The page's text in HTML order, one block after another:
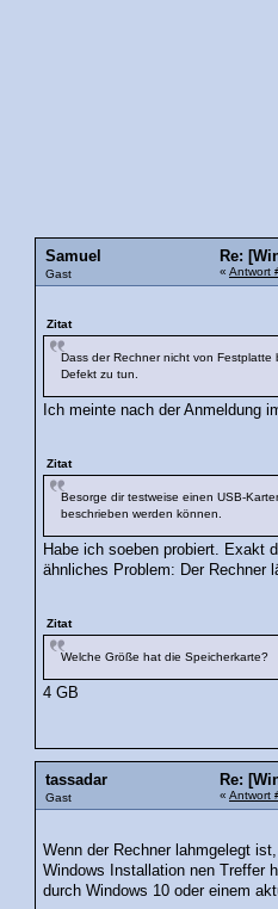
Samuel
Gast
Re:
« Antwort
Zitat
Dass der Rechner nicht von
Defekt zu tun.
Ich meinte nach der Anmeldung
Zitat
Besorge dir testweise einen USB-
beschrieben werden können.
Habe ich soeben probiert. Exakt
ähnliches Problem: Der Rechner
Zitat
Welche Größe hat die Speicherkarte?
4 GB
tassadar
Gast
Re:
« Antwort
Wenn der Rechner lahmgelegt
Windows Installation nen Treffer
durch Windows 10 oder einem